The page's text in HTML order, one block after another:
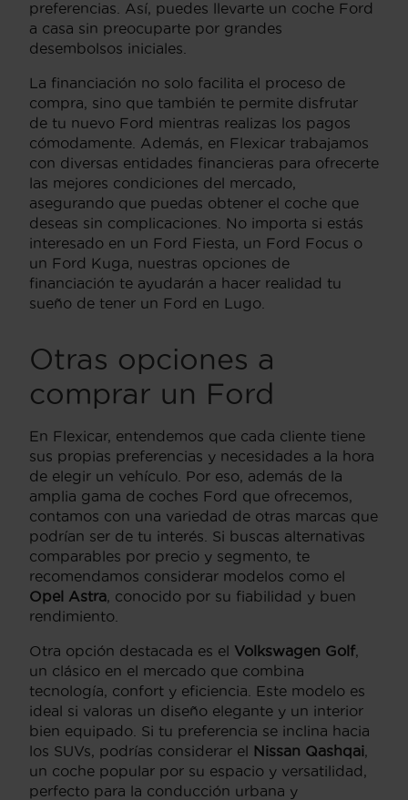
preferencias. Así, puedes llevarte un coche Ford
a casa sin preocuparte por grandes
desembolsos iniciales.
La financiación no solo facilita el proceso de
compra, sino que también te permite disfrutar
de tu nuevo Ford mientras realizas los pagos
cómodamente. Además, en Flexicar trabajamos
con diversas entidades financieras para ofrecerte
las mejores condiciones del mercado,
asegurando que puedas obtener el coche que
deseas sin complicaciones. No importa si estás
interesado en un Ford Fiesta, un Ford Focus o
un Ford Kuga, nuestras opciones de
financiación te ayudarán a hacer realidad tu
sueño de tener un Ford en Lugo.
Otras opciones a
comprar un Ford
En Flexicar, entendemos que cada cliente tiene
sus propias preferencias y necesidades a la hora
de elegir un vehículo. Por eso, además de la
amplia gama de coches Ford que ofrecemos,
contamos con una variedad de otras marcas que
podrían ser de tu interés. Si buscas alternativas
comparables por precio y segmento, te
recomendamos considerar modelos como el
Opel Astra, conocido por su fiabilidad y buen
rendimiento.
Otra opción destacada es el Volkswagen Golf,
un clásico en el mercado que combina
tecnología, confort y eficiencia. Este modelo es
ideal si valoras un diseño elegante y un interior
bien equipado. Si tu preferencia se inclina hacia
los SUVs, podrías considerar el Nissan Qashqai,
un coche popular por su espacio y versatilidad,
perfecto para la conducción urbana y